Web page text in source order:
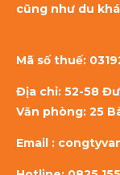
cũng như du
Mã số thuế:
Địa chỉ: 52-58
Văn phòng: 25
Email :